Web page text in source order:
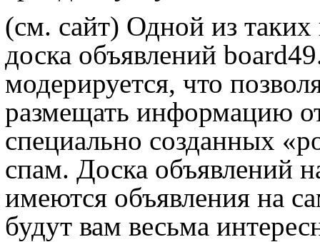
(см. сайт) Одной из
доска объявлений
модерируется, что
размещать информацию
специально созданных
спам. Доска объявлений
имеются объявления на
будут вам весьма